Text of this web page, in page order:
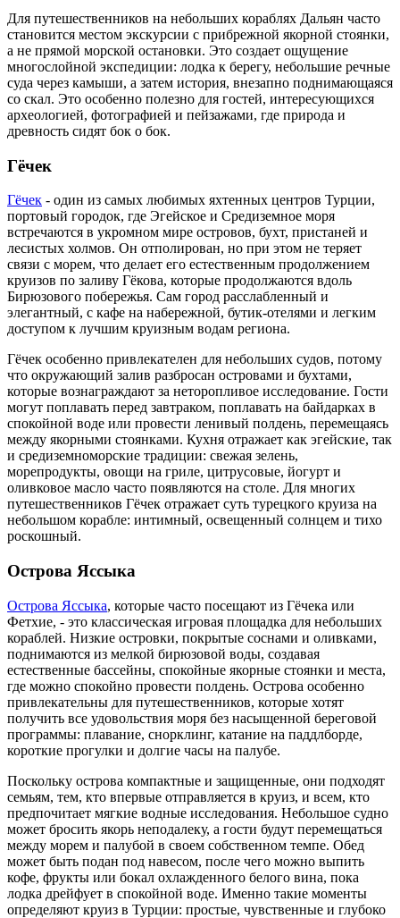
Для путешественников на небольших кораблях Дальян часто
становится местом экскурсии с прибрежной якорной стоянки,
а не прямой морской остановки. Это создает ощущение
многослойной экспедиции: лодка к берегу, небольшие речные
суда через камыши, а затем история, внезапно поднимающаяся
со скал. Это особенно полезно для гостей, интересующихся
археологией, фотографией и пейзажами, где природа и
древность сидят бок о бок.
Гёчек
Гёчек - один из самых любимых яхтенных центров Турции,
портовый городок, где Эгейское и Средиземное моря
встречаются в укромном мире островов, бухт, пристаней и
лесистых холмов. Он отполирован, но при этом не теряет
связи с морем, что делает его естественным продолжением
круизов по заливу Гёкова, которые продолжаются вдоль
Бирюзового побережья. Сам город расслабленный и
элегантный, с кафе на набережной, бутик-отелями и легким
доступом к лучшим круизным водам региона.
Гёчек особенно привлекателен для небольших судов, потому
что окружающий залив разбросан островами и бухтами,
которые вознаграждают за неторопливое исследование. Гости
могут поплавать перед завтраком, поплавать на байдарках в
спокойной воде или провести ленивый полдень, перемещаясь
между якорными стоянками. Кухня отражает как эгейские, так
и средиземноморские традиции: свежая зелень,
морепродукты, овощи на гриле, цитрусовые, йогурт и
оливковое масло часто появляются на столе. Для многих
путешественников Гёчек отражает суть турецкого круиза на
небольшом корабле: интимный, освещенный солнцем и тихо
роскошный.
Острова Яссыка
Острова Яссыка, которые часто посещают из Гёчека или
Фетхие, - это классическая игровая площадка для небольших
кораблей. Низкие островки, покрытые соснами и оливками,
поднимаются из мелкой бирюзовой воды, создавая
естественные бассейны, спокойные якорные стоянки и места,
где можно спокойно провести полдень. Острова особенно
привлекательны для путешественников, которые хотят
получить все удовольствия моря без насыщенной береговой
программы: плавание, снорклинг, катание на паддлборде,
короткие прогулки и долгие часы на палубе.
Поскольку острова компактные и защищенные, они подходят
семьям, тем, кто впервые отправляется в круиз, и всем, кто
предпочитает мягкие водные исследования. Небольшое судно
может бросить якорь неподалеку, а гости будут перемещаться
между морем и палубой в своем собственном темпе. Обед
может быть подан под навесом, после чего можно выпить
кофе, фрукты или бокал охлажденного белого вина, пока
лодка дрейфует в спокойной воде. Именно такие моменты
определяют круиз в Турции: простые, чувственные и глубоко